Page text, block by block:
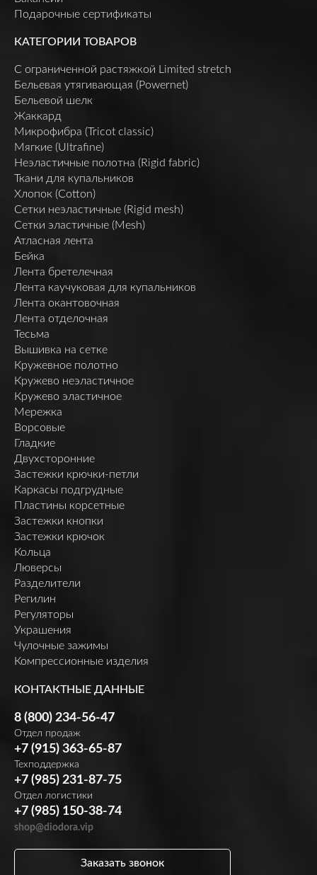
Подарочные сертификаты
КАТЕГОРИИ ТОВАРОВ
C ограниченной растяжкой Limited stretch
Бельевая утягивающая (Powernet)
Бельевой шелк
Жаккард
Микрофибра (Tricot classic)
Мягкие (Ultrafine)
Неэластичные полотна (Rigid fabric)
Ткани для купальников
Хлопок (Cotton)
Сетки неэластичные (Rigid mesh)
Сетки эластичные (Mesh)
Атласная лента
Бейка
Лента бретелечная
Лента каучуковая для купальников
Лента окантовочная
Лента отделочная
Тесьма
Вышивка на сетке
Кружевное полотно
Кружево неэластичное
Кружево эластичное
Мережка
Ворсовые
Гладкие
Двухсторонние
Застежки крючки-петли
Каркасы подгрудные
Пластины корсетные
Застежки кнопки
Застежки крючок
Кольца
Люверсы
Разделители
Регилин
Регуляторы
Украшения
Чулочные зажимы
Компрессионные изделия
КОНТАКТНЫЕ ДАННЫЕ
8 (800) 234-56-47
Отдел продаж
+7 (915) 363-65-87
Техподдержка
+7 (985) 231-87-75
Отдел логистики
+7 (985) 150-38-74
shop@diodora.vip
Заказать звонок